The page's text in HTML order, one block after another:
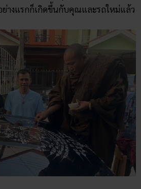
ย่างแรกก็เกิดขึ้นกับคุณและรถใหม่แล้ว